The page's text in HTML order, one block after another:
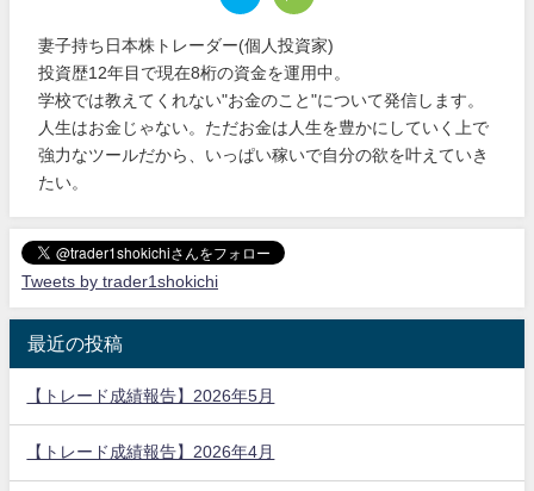
妻子持ち日本株トレーダー(個人投資家)
投資歴12年目で現在8桁の資金を運用中。
学校では教えてくれない"お金のこと"について発信します。
人生はお金じゃない。ただお金は人生を豊かにしていく上で
強力なツールだから、いっぱい稼いで自分の欲を叶えていき
たい。
Tweets by trader1shokichi
最近の投稿
【トレード成績報告】2026年5月
【トレード成績報告】2026年4月